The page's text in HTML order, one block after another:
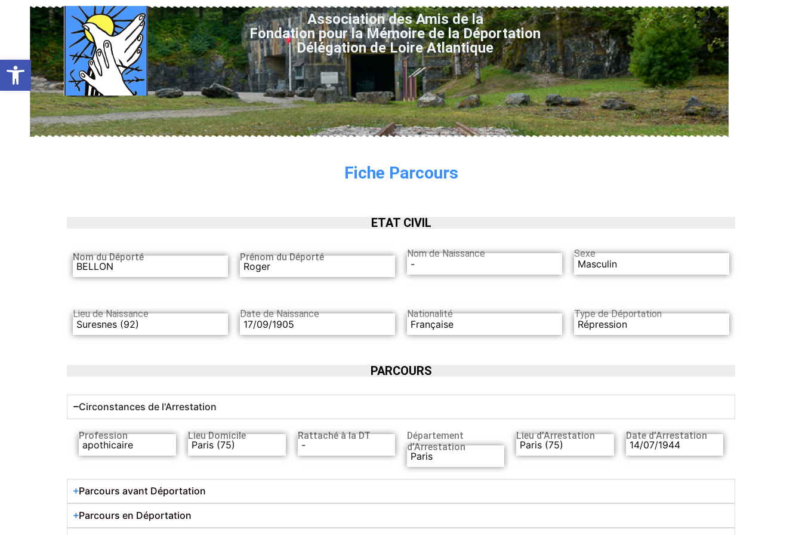
Ouvrir la barre d’outils
Association des Amis de la
Fondation pour la Mémoire de la Déportation
Délégation de Loire Atlantique
Fiche Parcours
ETAT CIVIL
Nom du Déporté
BELLON
Prénom du Déporté
Roger
Nom de Naissance
-
Sexe
Masculin
Lieu de Naissance
Suresnes (92)
Date de Naissance
17/09/1905
Nationalité
Française
Type de Déportation
Répression
PARCOURS
Circonstances de l'Arrestation
Profession
apothicaire
Lieu Domicile
Paris (75)
Rattaché à la DT
-
Département
d’Arrestation
Paris
Lieu d’Arrestation
Paris (75)
Date d’Arrestation
14/07/1944
Parcours avant Déportation
Parcours en Déportation